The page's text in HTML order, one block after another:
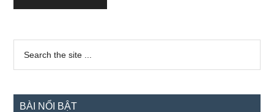
Sidebar
chính
...
BÀI NỔI BẬT